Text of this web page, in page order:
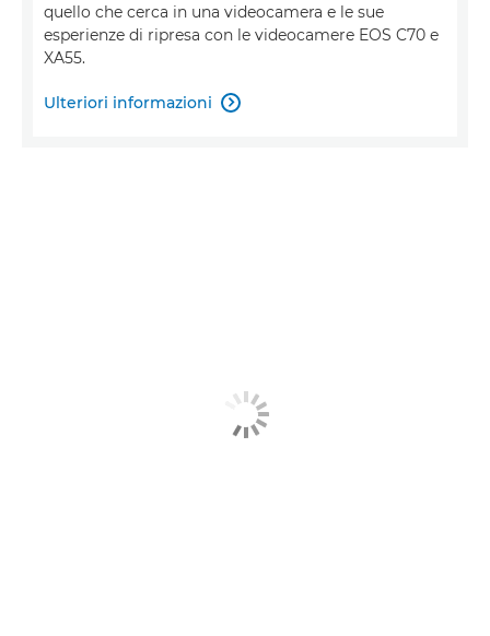
quello che cerca in una videocamera e le sue
esperienze di ripresa con le videocamere EOS C70 e
XA55.
Ulteriori informazioni 